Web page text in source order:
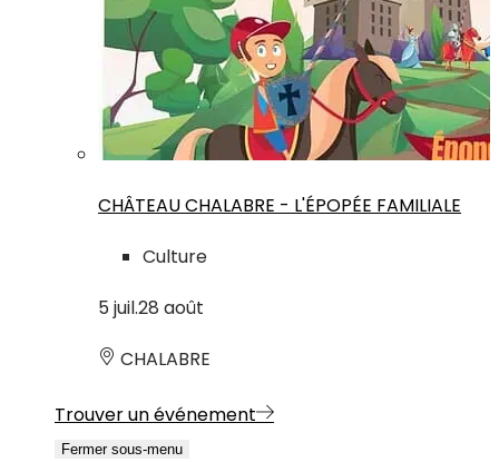
CHÂTEAU CHALABRE - L'ÉPOPÉE FAMILIALE
Culture
5 juil.28 août
CHALABRE
Trouver un événement
Fermer sous-menu